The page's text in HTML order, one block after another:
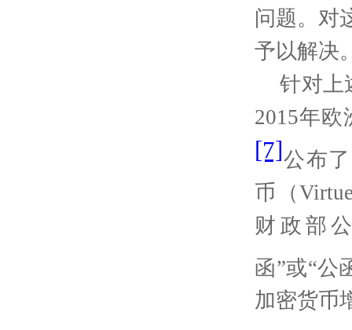
问题。对
予以解决
针对上
2015年欧
[7]公布
币（
财政部
函”或“公
加密货币